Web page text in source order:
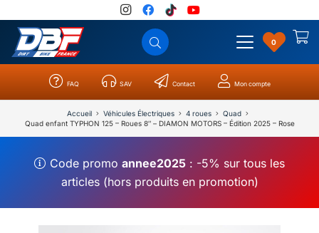
0
FAQ SAV Contact Mon compte
Accueil Véhicules Électriques 4 roues
Quad
Quad enfant TYPHON 125 – Roues 8″ – DIAMON MOTORS – Édition 2025 – Rose
Code promoannee2025 : -5% sur tous les
articles (hors produits en promotion)
Catégories Résultats